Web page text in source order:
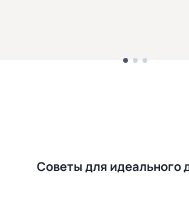
Советы для идеального